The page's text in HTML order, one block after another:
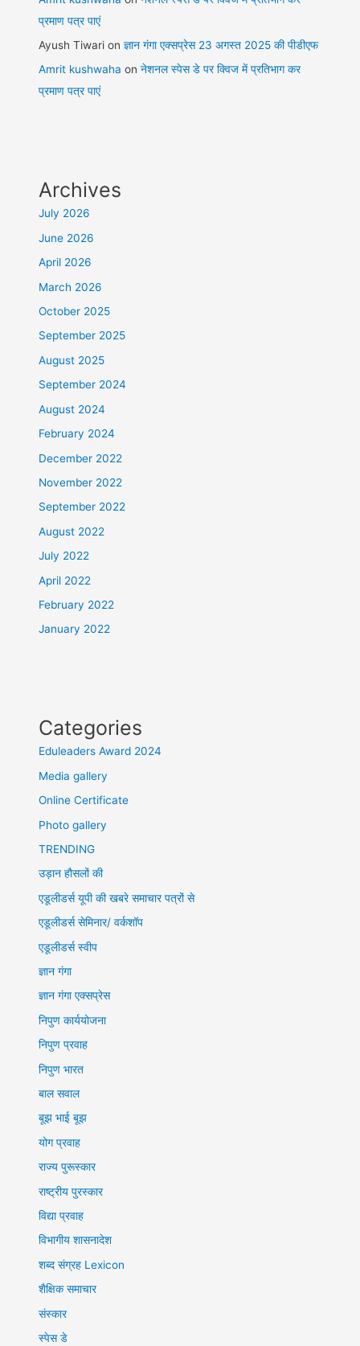
प्रमाण पत्र पाएं
Ayush Tiwari onज्ञान गंगा एक्सप्रेस 23 अगस्त 2025 की पीडीएफ
Amrit kushwaha onनेशनल स्पेस डे पर क्विज में प्रतिभाग कर
प्रमाण पत्र पाएं
Archives
July 2026
June 2026
April 2026
March 2026
October 2025
September 2025
August 2025
September 2024
August 2024
February 2024
December 2022
November 2022
September 2022
August 2022
July 2022
April 2022
February 2022
January 2022
Categories
Eduleaders Award 2024
Media gallery
Online Certificate
Photo gallery
TRENDING
उड़ान हौसलों की
एडूलीडर्स यूपी की खबरे समाचार पत्रों से
एडूलीडर्स सेमिनार/ वर्कशॉप
एडूलीडर्स स्वीप
ज्ञान गंगा
ज्ञान गंगा एक्सप्रेस
निपुण कार्ययोजना
निपुण प्रवाह
निपुण भारत
बाल सवाल
बूझ भाई बूझ
योग प्रवाह
राज्य पुरूस्कार
राष्ट्रीय पुरस्कार
विद्या प्रवाह
विभागीय शासनादेश
शब्द संग्रह Lexicon
शैक्षिक समाचार
संस्कार
स्पेस डे